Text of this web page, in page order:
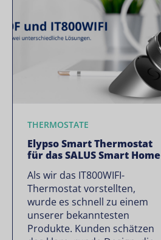
THERMOSTATE
Elypso Smart Thermostat
für das SALUS Smart Home
Als wir das IT800WIFI-
Thermostat vorstellten,
wurde es schnell zu einem
unserer bekanntesten
Produkte. Kunden schätzen